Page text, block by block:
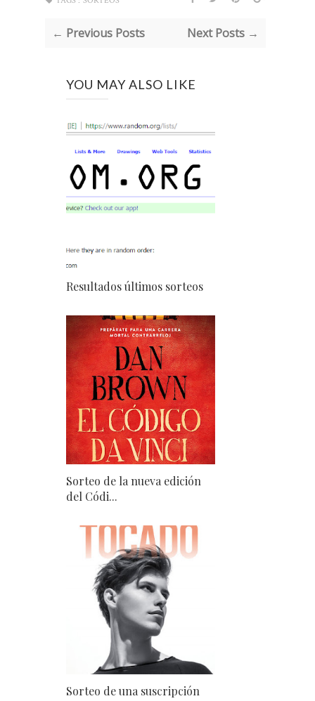
← Previous Posts Next Posts →
YOU MAY ALSO LIKE
Resultados últimos sorteos
Sorteo de la nueva edición
del Códi...
Sorteo de una suscripción